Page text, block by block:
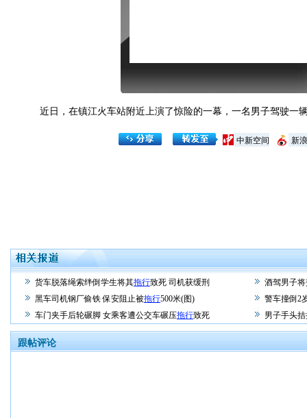
近日，在镇江火车站附近上演了惊险的一幕，一名男子驾驶一
新
中新空间
货车脱落绳索绊倒学生将其拖行致死 司机获缓刑
酒驾男子
黑车司机钢厂偷铁 保安阻止被拖行500米(图)
警车撞倒2
车门夹手后轮碾脚 女乘客遭公交车碾压拖行致死 男子手头
跟帖评论